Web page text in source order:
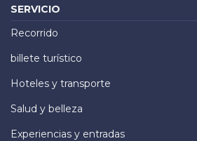
SERVICIO
Recorrido
billete turístico
Hoteles y transporte
Salud y belleza
Experiencias y entradas